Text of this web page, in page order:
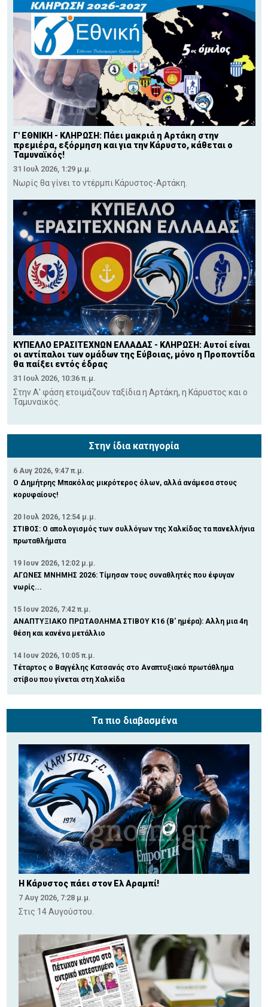
Γ' ΕΘΝΙΚΗ - ΚΛΗΡΩΣΗ: Πάει μακριά η Αρτάκη στην
πρεμιέρα, εξόρμηση και για την Κάρυστο, κάθεται ο
Ταμυναϊκός!
31 Ιουλ 2026, 1:29 μ.μ.
Νωρίς θα γίνει το ντέρμπι Κάρυστος-Αρτάκη.
ΚΥΠΕΛΛΟ ΕΡΑΣΙΤΕΧΝΩΝ ΕΛΛΑΔΑΣ - ΚΛΗΡΩΣΗ: Αυτοί είναι
οι αντίπαλοι των ομάδων της Εύβοιας, μόνο η Προποντίδα
θα παίξει εντός έδρας
31 Ιουλ 2026, 10:36 π.μ.
Στην Α' φάση ετοιμάζουν ταξίδια η Αρτάκη, η Κάρυστος και ο
Ταμυναϊκός.
Στην ίδια κατηγορία
6 Αυγ 2026, 9:47 π.μ.
Ο Δημήτρης Μπακόλας μικρότερος όλων, αλλά ανάμεσα στους
κορυφαίους!
20 Ιουλ 2026, 12:54 μ.μ.
ΣΤΙΒΟΣ: Ο απολογισμός των συλλόγων της Χαλκίδας τα πανελλήνια
πρωταθλήματα
19 Ιουν 2026, 12:02 μ.μ.
ΑΓΩΝΕΣ ΜΝΗΜΗΣ 2026: Τίμησαν τους συναθλητές που έφυγαν
νωρίς...
15 Ιουν 2026, 7:42 π.μ.
ΑΝΑΠΤΥΞΙΑΚΟ ΠΡΩΤΑΘΛΗΜΑ ΣΤΙΒΟΥ Κ16 (Β' ημέρα): Αλλη μια 4η
θέση και κανένα μετάλλιο
14 Ιουν 2026, 10:05 π.μ.
Τέταρτος ο Βαγγέλης Κατσανάς στο Αναπτυξιακό πρωτάθλημα
στίβου που γίνεται στη Χαλκίδα
Τα πιο διαβασμένα
Η Κάρυστος πάει στον Ελ Αραμπί!
7 Αυγ 2026, 7:28 μ.μ.
Στις 14 Αυγούστου.